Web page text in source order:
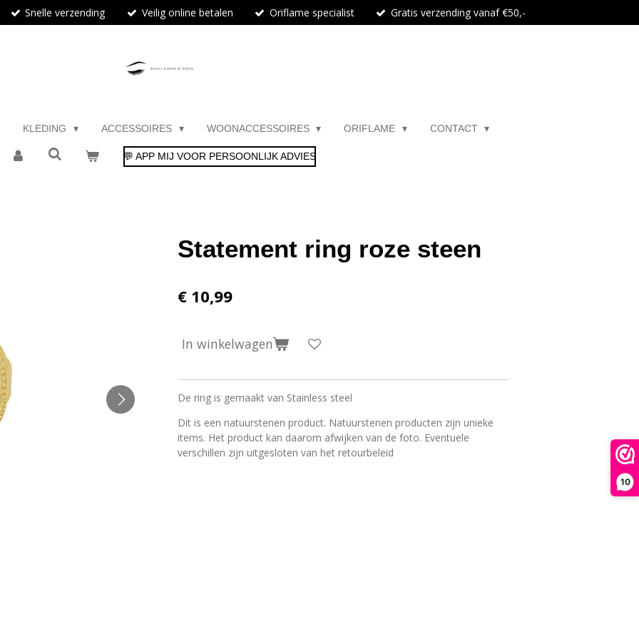
10
Snelle verzending Veilig online betalen Oriflame specialist Gratis verzending vanaf €50,-
KLEDING ACCESSOIRES WOONACCESSOIRES ORIFLAME CONTACT
💬 APP MIJ VOOR PERSOONLIJK ADVIES
Statement ring roze steen
€ 10,99
In winkelwagen
De ring is gemaakt van Stainless steel
Dit is een natuurstenen product. Natuurstenen producten zijn unieke
items. Het product kan daarom afwijken van de foto. Eventuele
verschillen zijn uitgesloten van het retourbeleid